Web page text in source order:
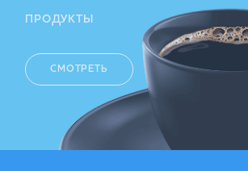
ПРОДУКТЫ
СМОТРЕТЬ